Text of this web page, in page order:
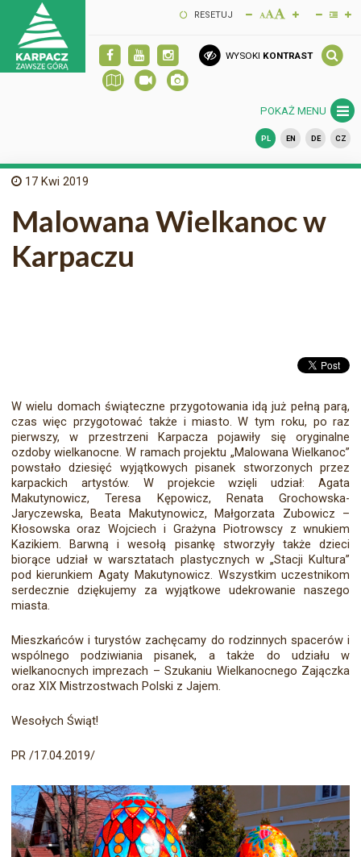
RESETUJ
WYSOKI KONTRAST
POKAŻ MENU
PL EN DE CZ
17 Kwi 2019
Malowana Wielkanoc w
Karpaczu
W wielu domach świąteczne przygotowania idą już pełną parą,
czas więc przygotować także i miasto. W tym roku, po raz
pierwszy, w przestrzeni Karpacza pojawiły się oryginalne
ozdoby wielkanocne. W ramach projektu „Malowana Wielkanoc”
powstało dziesięć wyjątkowych pisanek stworzonych przez
karpackich artystów. W projekcie wzięli udział: Agata
Makutynowicz, Teresa Kępowicz, Renata Grochowska-
Jaryczewska, Beata Makutynowicz, Małgorzata Zubowicz –
Kłosowska oraz Wojciech i Grażyna Piotrowscy z wnukiem
Kazikiem. Barwną i wesołą pisankę stworzyły także dzieci
biorące udział w warsztatach plastycznych w „Stacji Kultura”
pod kierunkiem Agaty Makutynowicz. Wszystkim uczestnikom
serdecznie dziękujemy za wyjątkowe udekrowanie naszego
miasta.
Mieszkańców i turystów zachęcamy do rodzinnych spacerów i
wspólnego podziwiania pisanek, a także do udziału w
wielkanocnych imprezach – Szukaniu Wielkanocnego Zajączka
oraz XIX Mistrzostwach Polski z Jajem.
Wesołych Świąt!
PR /17.04.2019/